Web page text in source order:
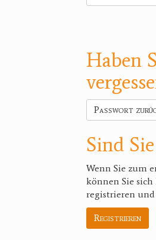
Haben
Passwort
Sind
Wenn Sie zum
können Sie
registrieren und
Registrieren